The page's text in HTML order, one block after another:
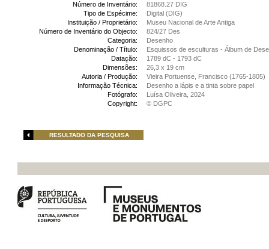
Número de Inventário:
81868.27 DIG
Tipo de Espécime:
Digital (DIG)
Instituição / Proprietário:
Museu Nacional de Arte Antiga
Número de Inventário do Objecto:
824/27 Des
Categoria:
Desenho
Denominação / Título:
Esquissos de esculturas - Álbum de
Datação:
1789 dC - 1793 dC
Dimensões:
26,3 x 19 cm
Autoria / Produção:
Vieira Portuense, Francisco (1765-1805)
Informação Técnica:
Desenho a lápis e a tinta sobre papel
Fotógrafo:
Luísa Oliveira, 2024
Copyright:
© DGPC
RESULTADO DA PESQUISA